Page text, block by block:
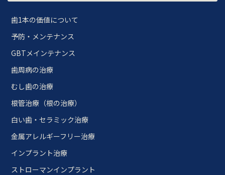
歯1本の価値について
予防・メンテナンス
GBTメインテナンス
歯周病の治療
むし歯の治療
根管治療（根の治療）
白い歯・セラミック治療
金属アレルギーフリー治療
インプラント治療
ストローマンインプラント